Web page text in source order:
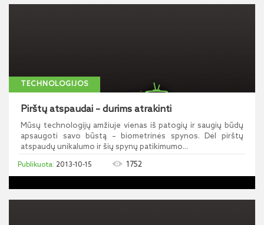
TECHNOLOGIJOS
Pirštų atspaudai – durims atrakinti
Mūsų technologijų amžiuje vienas iš patogių ir saugių būdų
apsaugoti savo būstą – biometrinės spynos. Dėl pirštų
atspaudų unikalumo ir šių spynų patikimumo...
2013-10-15 1752